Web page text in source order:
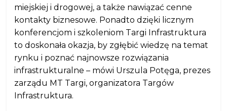
miejskiej i drogowej, a także nawiązać cenne
kontakty biznesowe. Ponadto dzięki licznym
konferencjom i szkoleniom Targi Infrastruktura
to doskonała okazja, by zgłębić wiedzę na temat
rynku i poznać najnowsze rozwiązania
infrastrukturalne – mówi Urszula Potęga, prezes
zarządu MT Targi, organizatora Targów
Infrastruktura.